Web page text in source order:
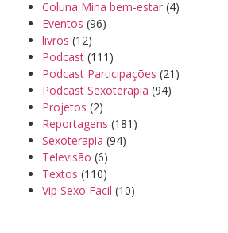
Coluna Mina bem-estar (4)
Eventos (96)
livros (12)
Podcast (111)
Podcast Participações (21)
Podcast Sexoterapia (94)
Projetos (2)
Reportagens (181)
Sexoterapia (94)
Televisão (6)
Textos (110)
Vip Sexo Facil (10)